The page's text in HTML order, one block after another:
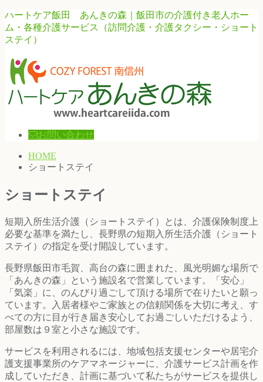
ハートケア飯田 あんきの森｜飯田市の介護付き老人ホー
ム・各種介護サービス（訪問介護・介護タクシー・ショート
ステイ）
お問い合わせ
HOME
ショートステイ
ショートステイ
短期入所生活介護（ショートステイ）とは、介護保険制度上
必要な基準を満たし、長野県の短期入所生活介護（ショート
ステイ）の指定を受け開設しています。
長野県飯田市毛賀、高台の森に囲まれた、風光明媚な場所で
「あんきの森」という施設名で営業しています。「安心」
「気楽」に、のんびり過ごして頂ける場所で在りたいと願っ
ています。入居者様やご家族との信頼関係を大切に考え、す
べての方に目が行き届き安心してお過ごしいただけるよう、
部屋数は９室と小さな施設です。
サービスを利用されるには、地域包括支援センターや居宅介
護支援事業所のケアマネージャーに、介護サービス計画を作
成していただき、計画に基づいて私たちがサービスを提供し